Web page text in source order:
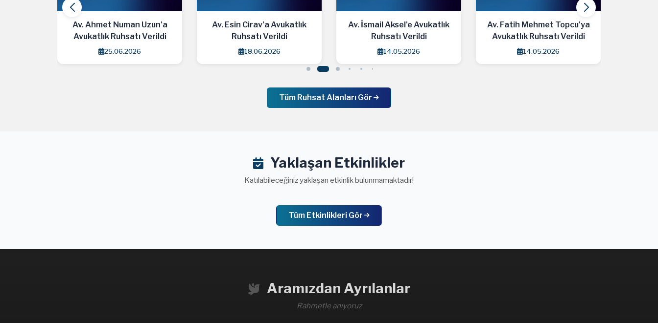
Av. Ahmet Numan Uzun'a
Avukatlık Ruhsatı Verildi
25.06.2026
Av. Esin Cirav'a Avukatlık
Ruhsatı Verildi
18.06.2026
Av. İsmail Aksel'e Avukatlık
Ruhsatı Verildi
14.05.2026
Av. Fatih Mehmet Topcu'ya
Avukatlık Ruhsatı Verildi
14.05.2026
Tüm Ruhsat Alanları Gör
Yaklaşan Etkinlikler
Katılabileceğiniz yaklaşan etkinlik bulunmamaktadır!
Tüm Etkinlikleri Gör
Aramızdan Ayrılanlar
Rahmetle anıyoruz